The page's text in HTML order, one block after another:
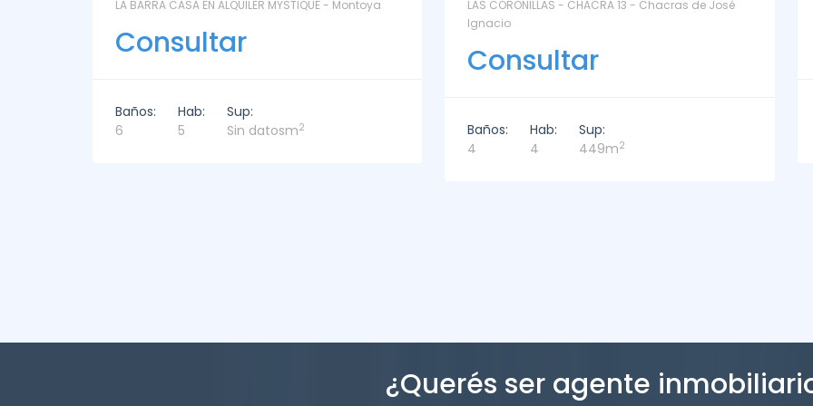
LAS CORONILLAS - CHACRA 13 - Chacras de José
Consultar
Baños:
Hab:
Sup:
La Paz Santa Monica - Santa Mónica
Consultar
2
3
221m
¿Querés ser agente